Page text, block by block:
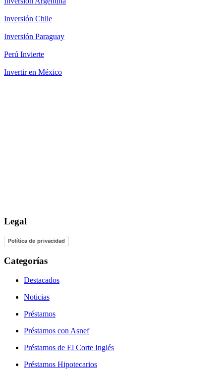
Inversión Chile
Inversión Paraguay
Perú Invierte
Invertir en México
Legal
Política de privacidad
Categorías
Destacados
Noticias
Préstamos
Préstamos con Asnef
Préstamos de El Corte Inglés
Préstamos Hipotecarios